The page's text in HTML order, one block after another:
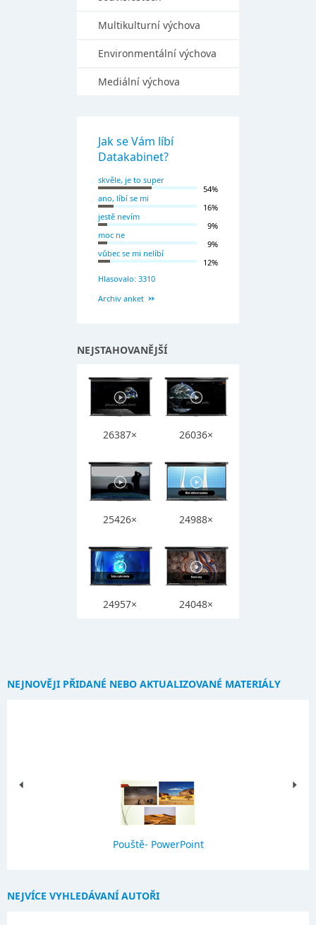
Multikulturní výchova
Environmentální výchova
Mediální výchova
Jak se Vám líbí
Datakabinet?
skvěle, je to super
54%
ano, líbí se mi
16%
jestě nevím
9%
moc ne
9%
vůbec se mi nelíbí
12%
Hlasovalo: 3310
Archiv anket
NEJSTAHOVANĚJŠÍ
26387× 26036×
25426× 24988×
24957× 24048×
NEJNOVĚJI PŘIDANÉ NEBO AKTUALIZOVANÉ MATERIÁLY
Pouště- PowerPoint
NEJVÍCE VYHLEDÁVANÍ AUTOŘI